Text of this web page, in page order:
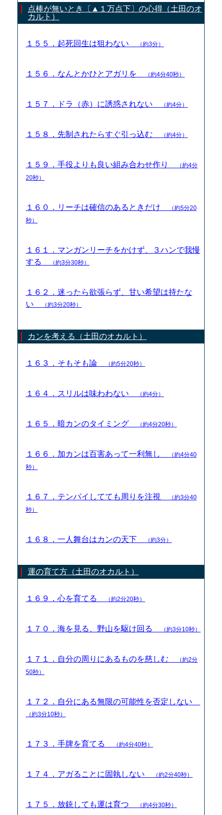
点棒が無いとき〔▲１万点下〕の心得（土田のオ
カルト）
１５５．起死回生は狙わない （約3分）
１５６．なんとかひとアガリを （約4分40秒）
１５７．ドラ（赤）に誘惑されない （約4分）
１５８．先制されたらすぐ引っ込む （約4分）
１５９．手役よりも良い組み合わせ作り
（約4分
20秒）
１６０．リーチは確信のあるときだけ
（約5分20
秒）
１６１．マンガンリーチをかけず、３ハンで我慢
する
（約3分30秒）
１６２．迷ったら欲張らず、甘い希望は持たな
い
（約3分20秒）
カンを考える（土田のオカルト）
１６３．そもそも論 （約5分20秒）
１６４．スリルは味わわない （約4分）
１６５．暗カンのタイミング （約4分20秒）
１６６．加カンは百害あって一利無し
（約4分40
秒）
１６７．テンパイしてても周りを注視
（約3分40
秒）
１６８．一人舞台はカンの天下 （約3分）
運の育て方（土田のオカルト）
１６９．心を育てる （約2分20秒）
１７０．海を見る、野山を駆け回る （約3分10秒）
１７１．自分の周りにあるものを慈しむ
（約2分
50秒）
１７２．自分にある無限の可能性を否定しない
（約3分10秒）
１７３．手牌を育てる （約4分40秒）
１７４．アガることに固執しない （約2分40秒）
１７５．放銃しても運は育つ （約4分30秒）